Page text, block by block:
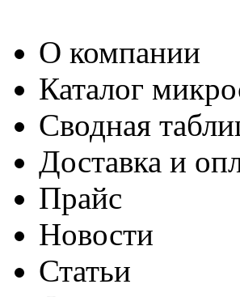
О компании
Каталог
Сводная
Доставка и
Прайс
Новости
Статьи